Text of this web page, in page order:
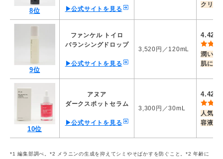
8位 ▶公式サイトを見る
クリー
9位
ファンケル トイロ
バランシングドロップ
▶公式サイトを見る
3,520円／120mL
4.42
潤い不
肌に着
10位
アヌア
ダークスポットセラム
▶公式サイトを見る
3,300円／30mL
4.42
人気韓
容液
*1 編集部調べ。*2 メラニンの生成を抑えてシミやそばかすを防ぐこと。*2 年齢に